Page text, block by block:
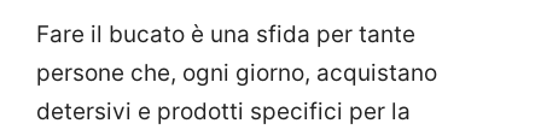
Fare il bucato è una sfida per tante
persone che, ogni giorno, acquistano
detersivi e prodotti specifici per la